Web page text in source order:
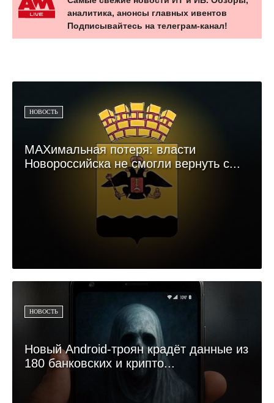
аналитика, анонсы главных ивентов
Подписывайтесь на телеграм-канал!
НОВОСТЬ
MAXимальная потеря: власти
Новороссийска не смогли вернуть с...
НОВОСТЬ
Новый Android-троян крадёт данные из
180 банковских и крипто...